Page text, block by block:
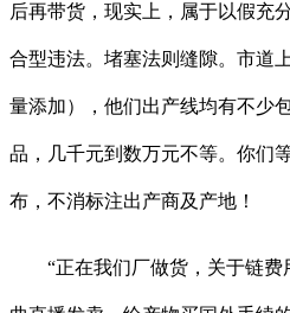
后再带货，现实上，属于以假充
合型违法。堵塞法则缝隙。市道
量添加），他们出产线均有不少
品，几千元到数万元不等。你们
布，不消标注出产商及产地！
“正在我们厂做货，关于链费